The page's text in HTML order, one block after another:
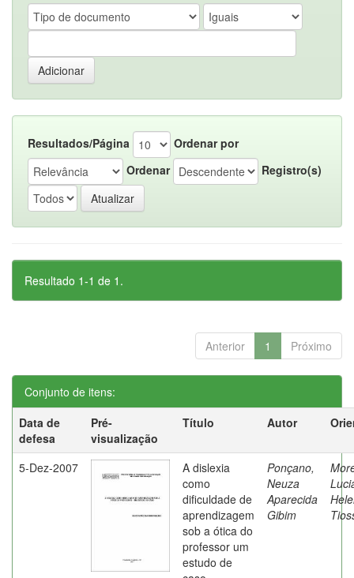
Resultados/Página
Ordenar por
Ordenar
Registro(s)
Resultado 1-1 de 1.
Anterior 1 Próximo
Conjunto de itens:
Data de
defesa
Pré-
visualização
Título Autor
5-Dez-2007
A dislexia
como
dificuldade de
aprendizagem
sob a ótica do
professor um
estudo de
Ponçano,
Neuza
Aparecida
Gibim